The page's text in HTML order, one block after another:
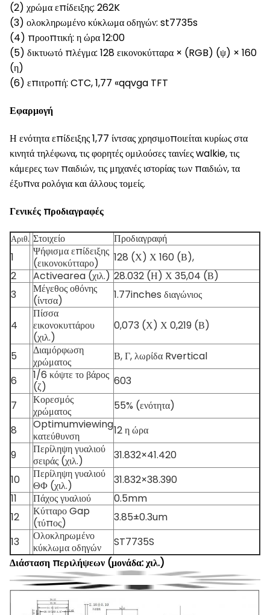
(2) χρώμα επίδειξης: 262K
(3) ολοκληρωμένο κύκλωμα οδηγών: st7735s
(4) προοπτική: η ώρα 12:00
(5) δικτυωτό πλέγμα: 128 εικονοκύτταρα × (RGB) (ψ) × 160
(η)
(6) επιτροπή: CTC, 1,77 «qqvga TFT
Εφαρμογή
Η ενότητα επίδειξης 1,77 ίντσας χρησιμοποιείται κυρίως στα
κινητά τηλέφωνα, τις φορητές ομιλούσες ταινίες walkie, τις
κάμερες των παιδιών, τις μηχανές ιστορίας των παιδιών, τα
έξυπνα ρολόγια και άλλους τομείς.
Γενικές προδιαγραφές
Αριθ. Στοιχείο
Προδιαγραφή
1
Ψήφισμα επίδειξης
(εικονοκύτταρο)
128 (Χ) Χ 160 (Β),
2
Activearea (χιλ.) 28.032 (Η) Χ 35,04 (Β)
3
Μέγεθος οθόνης
(ίντσα)
1.77inches διαγώνιος
4
Πίσσα
εικονοκυττάρου
(χιλ.)
0,073 (Χ) Χ 0,219 (Β)
5
Διαμόρφωση
χρώματος
Β, Γ, λωρίδα Rvertical
6
1/6 κόψτε το βάρος
(ζ)
603
7
Κορεσμός
χρώματος
55% (ενότητα)
8
Optimumviewing
κατεύθυνση
12 η ώρα
9
Περίληψη γυαλιού
σειράς (χιλ.)
31.832×41.420
10
Περίληψη γυαλιού
ΘΦ (χιλ.)
31.832×38.390
11
Πάχος γυαλιού
0.5mm
12
Κύτταρο Gap
(τύπος)
3.85±0.3um
13
Ολοκληρωμένο
κύκλωμα οδηγών
ST7735S
Διάσταση περιλήψεων (μονάδα: χιλ.)